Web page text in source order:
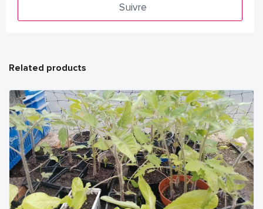
Suivre
Related products